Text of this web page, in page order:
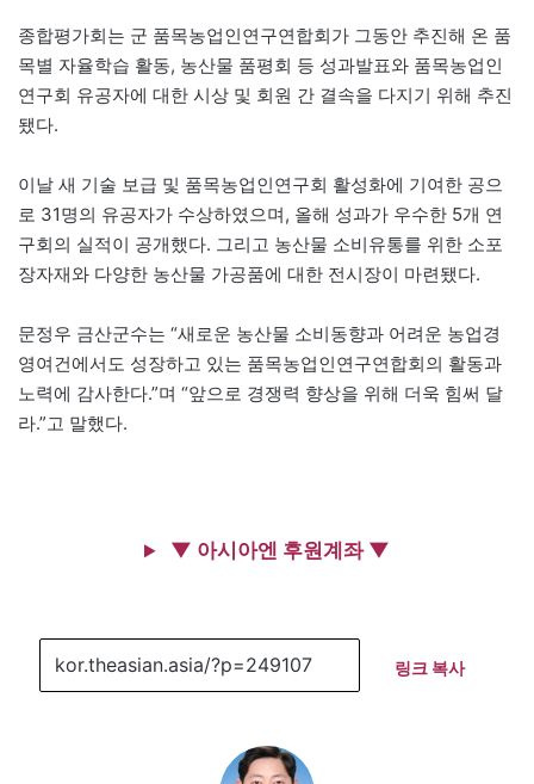
종합평가회는 군 품목농업인연구연합회가 그동안 추진해 온 품
목별 자율학습 활동, 농산물 품평회 등 성과발표와 품목농업인
연구회 유공자에 대한 시상 및 회원 간 결속을 다지기 위해 추진
됐다.
이날 새 기술 보급 및 품목농업인연구회 활성화에 기여한 공으
로 31명의 유공자가 수상하였으며, 올해 성과가 우수한 5개 연
구회의 실적이 공개했다. 그리고 농산물 소비유통를 위한 소포
장자재와 다양한 농산물 가공품에 대한 전시장이 마련됐다.
문정우 금산군수는 “새로운 농산물 소비동향과 어려운 농업경
영여건에서도 성장하고 있는 품목농업인연구연합회의 활동과
노력에 감사한다.”며 “앞으로 경쟁력 향상을 위해 더욱 힘써 달
라.”고 말했다.
▼ 아시아엔 후원계좌 ▼
링크 복사